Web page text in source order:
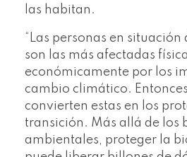
las habitan.
“Las personas en
son las más afectadas
económicamente por los
cambio climático.
convierten estas en los
transición. Más allá de los
ambientales, proteger la